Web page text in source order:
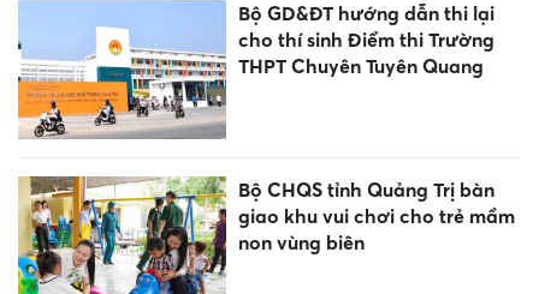
Bộ GD&ĐT hướng dẫn thi lại
cho thí sinh Điểm thi Trường
THPT Chuyên Tuyên Quang
Bộ CHQS tỉnh Quảng Trị bàn
giao khu vui chơi cho trẻ mầm
non vùng biên